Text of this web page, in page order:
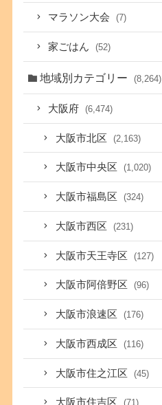
マラソン大会 (7)
家ごはん (52)
地域別カテゴリー (8,264)
大阪府 (6,474)
大阪市北区 (2,163)
大阪市中央区 (1,020)
大阪市福島区 (324)
大阪市西区 (231)
大阪市天王寺区 (127)
大阪市阿倍野区 (96)
大阪市浪速区 (176)
大阪市西成区 (116)
大阪市住之江区 (45)
大阪市住吉区 (71)